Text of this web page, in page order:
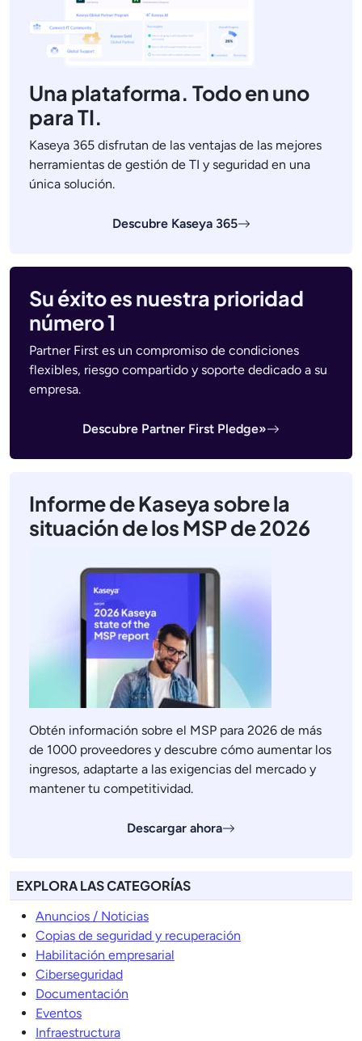
Una plataforma. Todo en uno
para TI.
Kaseya 365 disfrutan de las ventajas de las mejores
herramientas de gestión de TI y seguridad en una
única solución.
Descubre Kaseya 365
Su éxito es nuestra prioridad
número 1
Partner First es un compromiso de condiciones
flexibles, riesgo compartido y soporte dedicado a su
empresa.
Descubre Partner First Pledge»
Informe de Kaseya sobre la
situación de los MSP de 2026
Obtén información sobre el MSP para 2026 de más
de 1000 proveedores y descubre cómo aumentar los
ingresos, adaptarte a las exigencias del mercado y
mantener tu competitividad.
Descargar ahora
EXPLORA LAS CATEGORÍAS
Anuncios / Noticias
Copias de seguridad y recuperación
Habilitación empresarial
Ciberseguridad
Documentación
Eventos
Infraestructura